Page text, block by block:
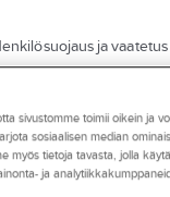
ja vaatetus
sivustomme toimii oikein ja
sosiaalisen median
myös tietoja tavasta, jolla
ja